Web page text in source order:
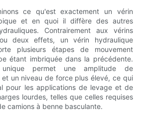
ce qu'est exactement un vérin
et en quoi il diffère des autres
Contrairement aux vérins
deux effets, un vérin hydraulique
plusieurs étapes de mouvement
étant imbriquée dans la précédente.
permet une amplitude de
un niveau de force plus élevé, ce qui
pour les applications de levage et de
lourdes, telles que celles requises
camions à benne basculante.